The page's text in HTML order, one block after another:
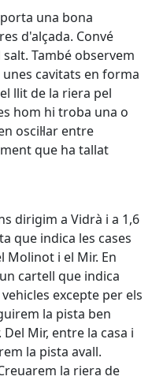
una bona
d'alçada. Convé
També observem
cavitats en forma
llit de la riera pel
hom hi troba una o
oscil·lar entre
que ha tallat
dirigim a Vidrà i a 1,6
que indica les cases
Molinot i el Mir. En
cartell que indica
excepte per els
la pista ben
Mir, entre la casa i
la pista avall.
la riera de